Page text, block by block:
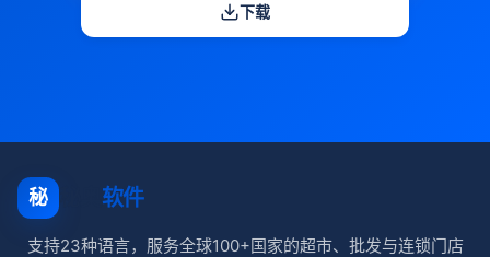
下载
秘 软件
支持23种语言，服务全球100+国家的超市、批发与连锁门店